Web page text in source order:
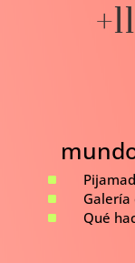
^
^ Galería
^ Qué